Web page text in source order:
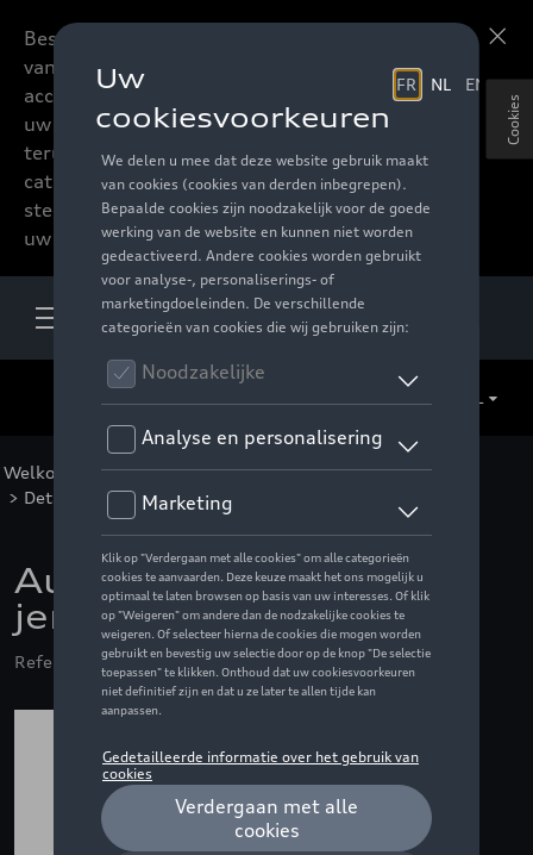
Beste accessoires-lovers,
vanaf nu kan u het hele
accessoire assortiment van
uw favoriete merk
terugvinden in de online
catalogus. Deze kunnen
steeds besteld worden via
uw verdeler.
Welkom Voor u >F1 Collectie >Kleding >Vrouwen
> Detail
Audi F1 Mechanics
jersey, grijs - S
Referentie: ZZQ3132603202
Cookies